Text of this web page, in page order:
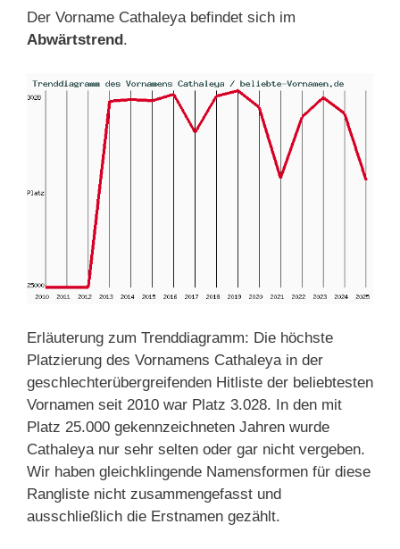
Der Vorname Cathaleya befindet sich im
Abwärtstrend.
Erläuterung zum Trenddiagramm: Die höchste
Platzierung des Vornamens Cathaleya in der
geschlechterübergreifenden Hitliste der beliebtesten
Vornamen seit 2010 war Platz 3.028. In den mit
Platz 25.000 gekennzeichneten Jahren wurde
Cathaleya nur sehr selten oder gar nicht vergeben.
Wir haben gleichklingende Namensformen für diese
Rangliste nicht zusammengefasst und
ausschließlich die Erstnamen gezählt.